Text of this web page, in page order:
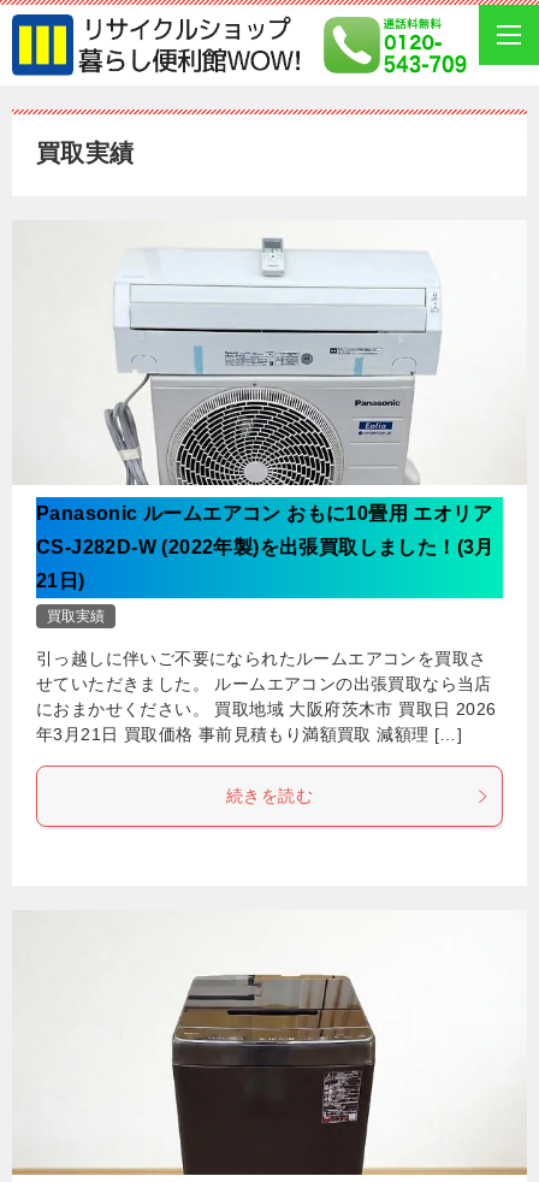
買取実績
Panasonic ルームエアコン おもに10畳用 エオリア
CS-J282D-W (2022年製)を出張買取しました！(3月
21日)
買取実績
引っ越しに伴いご不要になられたルームエアコンを買取さ
せていただきました。 ルームエアコンの出張買取なら当店
におまかせください。 買取地域 大阪府茨木市 買取日 2026
年3月21日 買取価格 事前見積もり満額買取 減額理 […]
続きを読む